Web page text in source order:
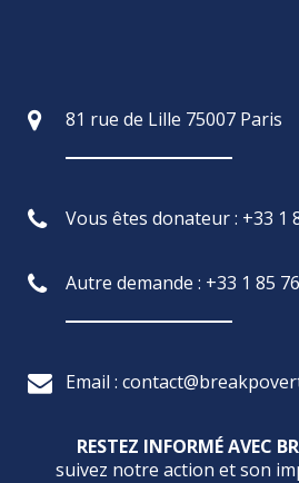
81 rue de Lille 75007 Paris
Vous êtes donateur : +33 1
Autre demande : +33 1 85
Email :
RESTEZ INFORMÉ AVEC
suivez notre action et son